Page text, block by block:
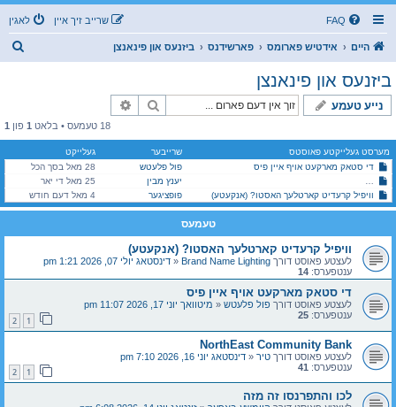
FAQ לאגין שרייב זיך איין
היים אידטיש פארומס פארשידנס ביזנעס און פינאנצן
ביזנעס און פינאנצן
נייע טעמע זוך
18 טעמעס • בלאט 1 פון 1
מערסט געלייקטע פאוסטס שרייבער
געלייקט
די סטאק מארקעט אויף איין פיס
פול פלעטש
28 מאל בסך הכל
די יסודות פון עפענען און אוועקשטעלן א ביזנעס [פון א לעגאלע שטאנדפונקט] -וועכענטליכע שמועס-
יענץ מבין
25 מאל די יאר
וויפיל קרעדיט קארטלעך האסטו? (אנקעטע)
פופציגער 4 מאל דעם חודש
טעמעס
וויפיל קרעדיט קארטלעך האסטו? (אנקעטע)
לעצטע פאוסט דורך Brand Name Lighting
« דינסטאג יולי 07, 2026 1:21 pm
ענטפערס: 14
די סטאק מארקעט אויף איין פיס
לעצטע פאוסט דורך פול פלעטש « מיטוואך יוני 17, 2026 11:07 pm
ענטפערס: 25
1
2
NorthEast Community Bank
לעצטע פאוסט דורך טיר « דינסטאג יוני 16, 2026 7:10 pm
ענטפערס: 41
1
2
לכו והתפרנסו זה מזה